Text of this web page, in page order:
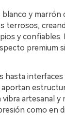
y marrón
terrosos,
y confiables.
premium
hasta interfaces
artesanal y
como en